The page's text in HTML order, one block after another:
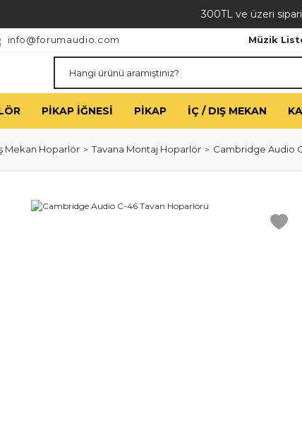
300TL ve üzeri
info@forumaudio.com Müzik
PIKAP İĞNESI PIKAP İÇ / DIŞ MEKAN
Mekan Hoparlör Tavana Montaj Hoparlör Cambridge Audio